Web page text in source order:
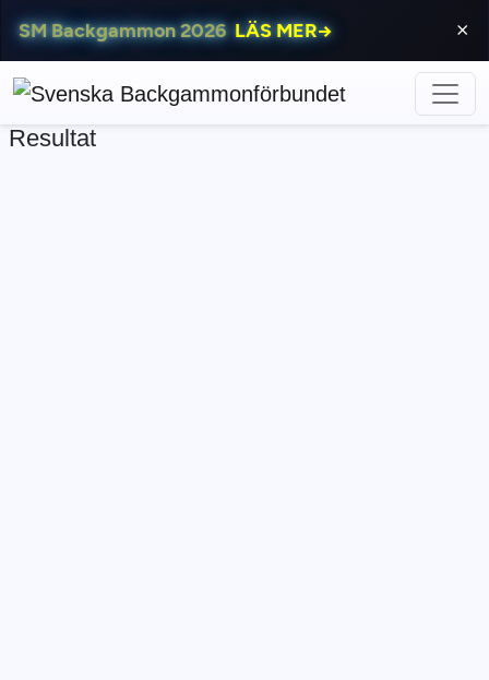
SM Backgammon 2026 LÄS MER→ ⨯
Resultat